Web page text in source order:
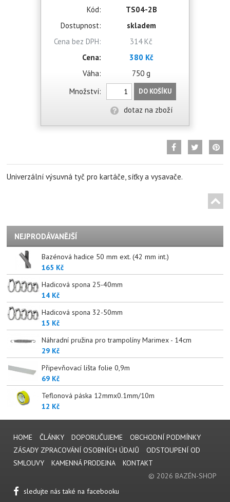
Kód:
TS04-2B
Dostupnost:
skladem
Cena bez DPH:
314 Kč
Cena:
380 Kč
Váha:
750 g
Množství:
DO KOŠÍKU
dotaz na zboží
Univerzální výsuvná tyč pro kartáče, síťky a vysavače.
NEJPRODÁVANĚJŠÍ
Bazénová hadice 50 mm ext. (42 mm int.)
165 Kč
Hadicová spona 25-40mm
14 Kč
Hadicová spona 32-50mm
15 Kč
Náhradní pružina pro trampolíny Marimex - 14cm
29 Kč
Připevňovací lišta folie 0,9m
69 Kč
Teflonová páska 12mmx0.1mm/10m
12 Kč
HOME ČLÁNKY DOPORUČUJEME
OBCHODNÍ PODMÍNKY
ZÁSADY ZPRACOVÁNÍ OSOBNÍCH ÚDAJŮ
ODSTOUPENÍ OD
SMLOUVY
KAMENNÁ PRODEJNA
KONTAKT
© 2026 BAZÉN-SHOP
sledujte nás také na facebooku